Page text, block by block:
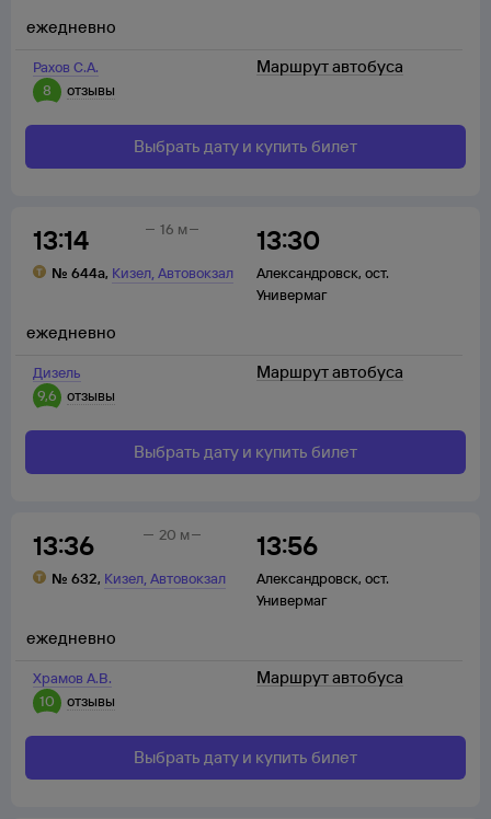
Рахов С.А.
8
отзывы
ежедневно
Маршрут автобуса
Выбрать дату и купить билет
13:14
№ 644а, Кизел,Автовокзал
13:30
Александровск, ост.
Универмаг
16 м
Дизель
9,6
отзывы
ежедневно
Маршрут автобуса
Выбрать дату и купить билет
13:36
№ 632, Кизел,Автовокзал
13:56
Александровск, ост.
Универмаг
20 м
Храмов А.В.
10
отзывы
ежедневно
Маршрут автобуса
Выбрать дату и купить билет